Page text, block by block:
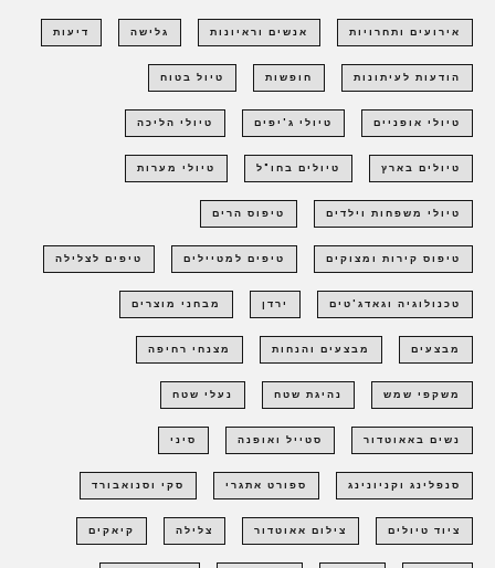
אירועים ותחרויות אנשים וראיונות גלישה דיעות
הודעות לעיתונות חופשות טיול בטוח
טיולי אופניים טיולי ג'יפים טיולי הליכה
טיולים בארץ טיולים בחו"ל טיולי מערות
טיולי משפחות וילדים טיפוס הרים
טיפוס קירות ומצוקים טיפים למטיילים טיפים לצלילה
טכנולוגיה וגאדג'טים ירדן מבחני מוצרים
מבצעים מבצעים והנחות מצנחי רחיפה
משקפי שמש נהיגת שטח נעלי שטח
נשים באאוטדור סטייל ואופנה סיני
סנפלינג וקניונינג ספורט אתגרי סקי וסנואבורד
ציוד טיולים צילום אאוטדור צלילה קיאקים